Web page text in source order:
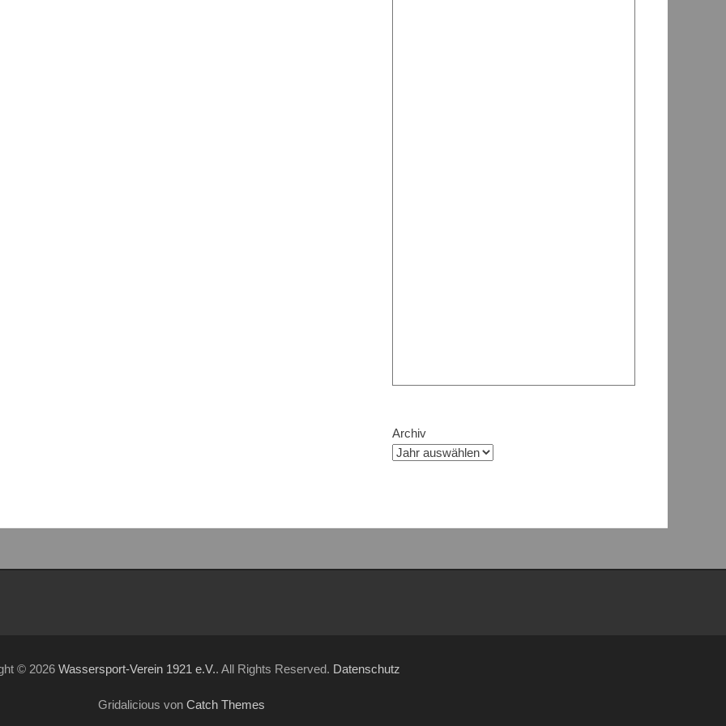
Archiv
© 2026 Wassersport-Verein 1921 e.V.. All Rights Reserved. Datenschutz
Gridalicious von Catch Themes